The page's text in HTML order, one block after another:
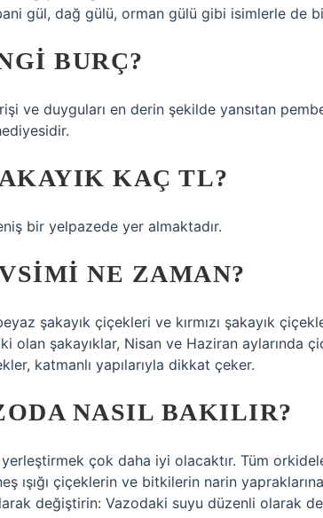
gül, dağ gülü, orman gülü gibi isimlerle de
BURÇ?
ve duyguları en derin şekilde yansıtan
KAÇ TL?
bir yelpazede yer almaktadır.
NE ZAMAN?
şakayık çiçekleri ve kırmızı şakayık
olan şakayıklar, Nisan ve Haziran aylarında
katmanlı yapılarıyla dikkat çeker.
NASIL BAKILIR?
yerleştirmek çok daha iyi olacaktır. Tüm
ışığı çiçeklerin ve bitkilerin narin
değiştirin: Vazodaki suyu düzenli olarak